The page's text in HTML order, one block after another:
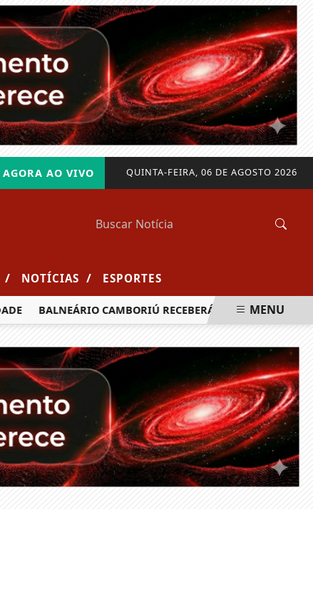
QUINTA-FEIRA, 06 DE AGOSTO 2026
AGORA AO VIVO
/ NOTÍCIAS / ESPORTES
BALNEÁRIO CAMBORIÚ RECEBERÁ MAIS DE 120 MENU